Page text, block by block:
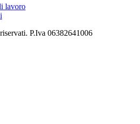
lavoro
P.Iva 06382641006